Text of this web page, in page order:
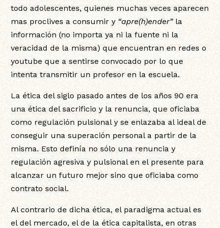
todo adolescentes, quienes muchas veces aparecen
mas proclives a consumir y “apre(h)ender” la
información (no importa ya ni la fuente ni la
veracidad de la misma) que encuentran en redes o
youtube que a sentirse convocado por lo que
intenta transmitir un profesor en la escuela.
La ética del siglo pasado antes de los años 90 era
una ética del sacrificio y la renuncia, que oficiaba
como regulación pulsional y se enlazaba al ideal de
conseguir una superación personal a partir de la
misma. Esto definía no sólo una renuncia y
regulación agresiva y pulsional en el presente para
alcanzar un futuro mejor sino que oficiaba como
contrato social.
Al contrario de dicha ética, el paradigma actual es
el del mercado, el de la ética capitalista, en otras